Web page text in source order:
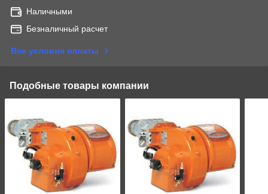
Наличными
Безналичный расчет
Все условия оплаты
Подобные товары компании